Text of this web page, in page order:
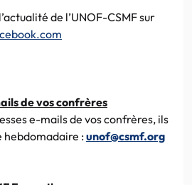
de l’UNOF-CSMF sur
de vos confrères
e-mails de vos confrères, ils
:unof@csmf.org